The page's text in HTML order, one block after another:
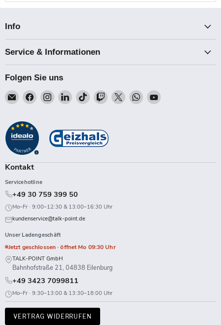
Info
Service & Informationen
Folgen Sie uns
Email
Talk-
Finden
Sie
auf
Facebook
Finden
Sie
auf
Instagram
Finden
Sie
auf
LinkedIn
Finden
Sie
auf
TikTok
Finden
Sie
Twitch
Finden
Sie
Finden
Sie
Finden
Kontakt
Servicehotline
+49 30 759 399 50
Mo–Fr · 9:00–12:30 & 13:00–16:30 Uhr
kundenservice@talk-point.de
Unser Ladengeschäft
Jetzt geschlossen · öffnet Mo 09:30 Uhr
TALK-POINT GmbH
Bahnhofstraße 21, 04838 Eilenburg
+49 3423 7099811
Mo–Fr · 9:30–13:00 & 13:30–18:00 Uhr
VERTRAG WIDERRUFEN